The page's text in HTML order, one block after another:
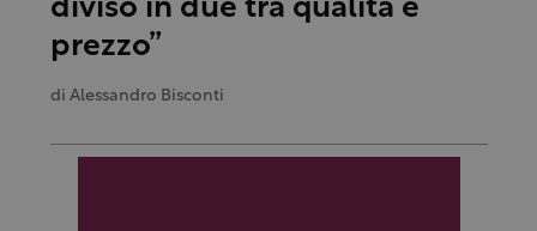
diviso in due tra qualità e
prezzo”
di Alessandro Bisconti